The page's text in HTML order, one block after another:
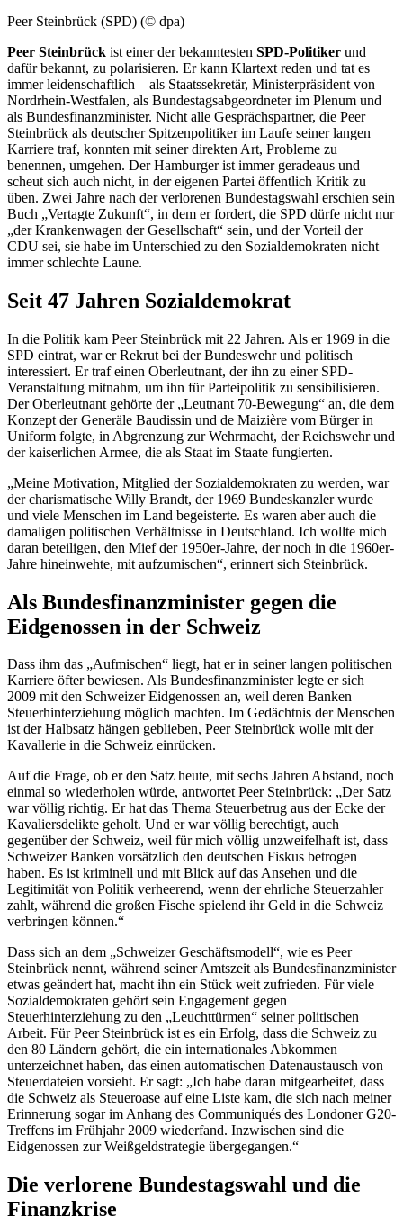
Peer Steinbrück (SPD) (© dpa)
Peer Steinbrück ist einer der bekanntesten SPD-Politiker und
dafür bekannt, zu polarisieren. Er kann Klartext reden und tat es
immer leidenschaftlich – als Staatssekretär, Ministerpräsident von
Nordrhein-Westfalen, als Bundestagsabgeordneter im Plenum und
als Bundesfinanzminister. Nicht alle Gesprächspartner, die Peer
Steinbrück als deutscher Spitzenpolitiker im Laufe seiner langen
Karriere traf, konnten mit seiner direkten Art, Probleme zu
benennen, umgehen. Der Hamburger ist immer geradeaus und
scheut sich auch nicht, in der eigenen Partei öffentlich Kritik zu
üben. Zwei Jahre nach der verlorenen Bundestagswahl erschien sein
Buch „Vertagte Zukunft“, in dem er fordert, die SPD dürfe nicht nur
„der Krankenwagen der Gesellschaft“ sein, und der Vorteil der
CDU sei, sie habe im Unterschied zu den Sozialdemokraten nicht
immer schlechte Laune.
Seit 47 Jahren Sozialdemokrat
In die Politik kam Peer Steinbrück mit 22 Jahren. Als er 1969 in die
SPD eintrat, war er Rekrut bei der Bundeswehr und politisch
interessiert. Er traf einen Oberleutnant, der ihn zu einer SPD-
Veranstaltung mitnahm, um ihn für Parteipolitik zu sensibilisieren.
Der Oberleutnant gehörte der „Leutnant 70-Bewegung“ an, die dem
Konzept der Generäle Baudissin und de Maizière vom Bürger in
Uniform folgte, in Abgrenzung zur Wehrmacht, der Reichswehr und
der kaiserlichen Armee, die als Staat im Staate fungierten.
„Meine Motivation, Mitglied der Sozialdemokraten zu werden, war
der charismatische Willy Brandt, der 1969 Bundeskanzler wurde
und viele Menschen im Land begeisterte. Es waren aber auch die
damaligen politischen Verhältnisse in Deutschland. Ich wollte mich
daran beteiligen, den Mief der 1950er-Jahre, der noch in die 1960er-
Jahre hineinwehte, mit aufzumischen“, erinnert sich Steinbrück.
Als Bundesfinanzminister gegen die
Eidgenossen in der Schweiz
Dass ihm das „Aufmischen“ liegt, hat er in seiner langen politischen
Karriere öfter bewiesen. Als Bundesfinanzminister legte er sich
2009 mit den Schweizer Eidgenossen an, weil deren Banken
Steuerhinterziehung möglich machten. Im Gedächtnis der Menschen
ist der Halbsatz hängen geblieben, Peer Steinbrück wolle mit der
Kavallerie in die Schweiz einrücken.
Auf die Frage, ob er den Satz heute, mit sechs Jahren Abstand, noch
einmal so wiederholen würde, antwortet Peer Steinbrück: „Der Satz
war völlig richtig. Er hat das Thema Steuerbetrug aus der Ecke der
Kavaliersdelikte geholt. Und er war völlig berechtigt, auch
gegenüber der Schweiz, weil für mich völlig unzweifelhaft ist, dass
Schweizer Banken vorsätzlich den deutschen Fiskus betrogen
haben. Es ist kriminell und mit Blick auf das Ansehen und die
Legitimität von Politik verheerend, wenn der ehrliche Steuerzahler
zahlt, während die großen Fische spielend ihr Geld in die Schweiz
verbringen können.“
Dass sich an dem „Schweizer Geschäftsmodell“, wie es Peer
Steinbrück nennt, während seiner Amtszeit als Bundesfinanzminister
etwas geändert hat, macht ihn ein Stück weit zufrieden. Für viele
Sozialdemokraten gehört sein Engagementgegen
Steuerhinterziehung zu den „Leuchttürmen“ seiner politischen
Arbeit. Für Peer Steinbrück ist es ein Erfolg, dass die Schweiz zu
den 80 Ländern gehört, die ein internationales Abkommen
unterzeichnet haben, das einen automatischen Datenaustausch von
Steuerdateien vorsieht. Er sagt: „Ich habe daran mitgearbeitet, dass
die Schweiz als Steueroase auf eine Liste kam, die sich nach meiner
Erinnerung sogar im Anhang des Communiqués des Londoner G20-
Treffens im Frühjahr 2009 wiederfand. Inzwischen sind die
Eidgenossen zur Weißgeldstrategie übergegangen.“
Die verlorene Bundestagswahl und die
Finanzkrise